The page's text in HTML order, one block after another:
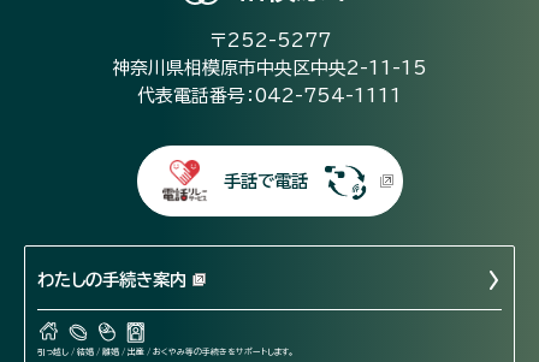
〒252-5277
神奈川県相模原市中央区中央2-11-15
代表電話番号：042-754-1111
手話で電話
わたしの手続き案内
引っ越し / 結婚 / 離婚 / 出産 / おくやみ等の手続きをサポートします。